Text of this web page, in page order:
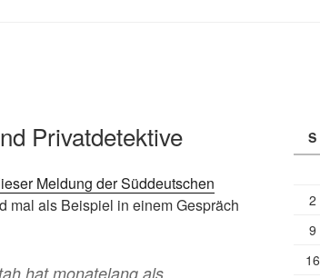
Privatdetektive
Meldung der Süddeutschen
mal als Beispiel in einem Gespräch
hat monatelang als
S
2
9
16